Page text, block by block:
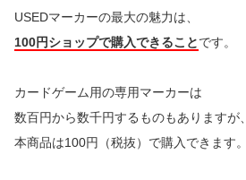
USEDマーカーの最大の魅力は、
100円ショップで購入できることです。
カードゲーム用の専用マーカーは
数百円から数千円するものもありますが、
本商品は100円（税抜）で購入できます。